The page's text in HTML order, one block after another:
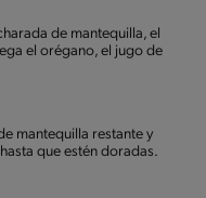
de mantequilla, el
el orégano, el jugo de
mantequilla restante y
que estén doradas.